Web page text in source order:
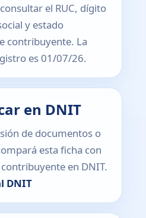
el RUC, dígito
y estado
contribuyente. La
es 01/07/26.
en DNIT
de documentos o
esta ficha con
en DNIT.
DNIT